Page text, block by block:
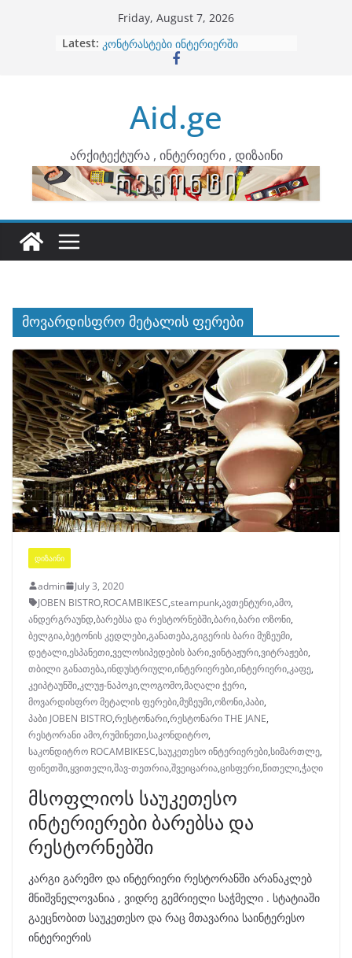
Friday, August 7, 2026
Latest: ბინების გაერთიანება
კონტრასტები ინტერიერში
ინტერიერის დიზიანი
არტემიდი წარმოგიდგენთ
Aid.ge
არქიტექტურა , ინტერიერი , დიზაინი
მოვარდისფრო მეტალის ფერები
ᲓᲘᲖᲐᲘᲜᲘ
admin
July 3, 2020
JOBEN BISTRO,ROCAMBIKESC,steampunk,ავთენტური,ამო,
ანდერგრაუნდ,ბარებსა და რესტორნებში,ბარი,ბარი ოზონი,
ბელგია,ბეტონის კედლები,განათება,გიგერის ბარი მუზეუმი,
დეტალი,ესპანეთი,ველოსიპედების ბარი,ვინტაჟური,ვიტრაჟები,
თბილი განათება,ინდუსტრიული,ინტერიერები,ინტერიერი,კაფე,
კეიპტაუნში,კლუჟ-ნაპოკი,ლოგომო,მაღალი ჭერი,
მოვარდისფრო მეტალის ფერები,მუზეუმი,ოზონი,პაბი,
პაბი JOBEN BISTRO,რესტონარი,რესტონარი THE JANE,
რესტორანი ამო,რუმინეთი,საკონდიტრო,
საკონდიტრო ROCAMBIKESC,საუკეთესო ინტერიერები,სიმართლე,
ფინეთში,ყვითელი,შავ-თეთრია,შვეიცარია,ცისფერი,წითელი,ჭაღი
მსოფლიოს საუკეთესო
ინტერიერები ბარებსა და
რესტორნებში
კარგი გარემო და ინტერიერი რესტორანში არანაკლებ
მნიშვნელოვანია , ვიდრე გემრიელი საჭმელი . სტატიაში
გაეცნობით საუკეთესო და რაც მთავარია საინტერესო
ინტერიერის